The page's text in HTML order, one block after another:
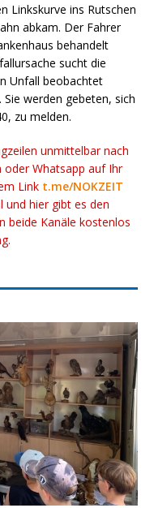
Linkskurve ins Rutschen
abkam. Der Fahrer
behandelt
sucht die
Unfall beobachtet
werden gebeten, sich
zu melden.
unmittelbar nach
oder Whatsapp auf Ihr
Link t.me/NOKZEIT
und hier gibt es den
beide Kanäle kostenlos